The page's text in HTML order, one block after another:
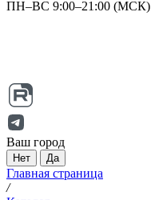
ПН–ВС 9:00–21:00 (МСК)
Ваш город
Нет Да
Главная страница
/